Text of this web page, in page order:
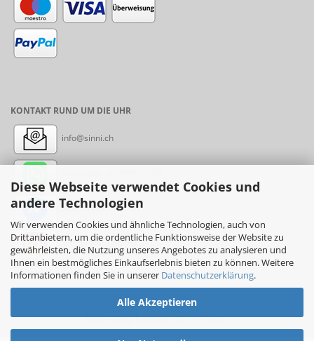
Diese Webseite verwendet Cookies und
andere Technologien
Wir verwenden Cookies und ähnliche Technologien, auch von
Drittanbietern, um die ordentliche Funktionsweise der Website zu
gewährleisten, die Nutzung unseres Angebotes zu analysieren und
Ihnen ein bestmögliches Einkaufserlebnis bieten zu können. Weitere
Informationen finden Sie in unserer Datenschutzerklärung.
Alle Akzeptieren
KONTAKT RUND UM DIE UHR
info@sinni.ch
Messenger: sinni.ch
Instagram: sinni_ch
Online-Shopby sinni.ch © 2017-2026